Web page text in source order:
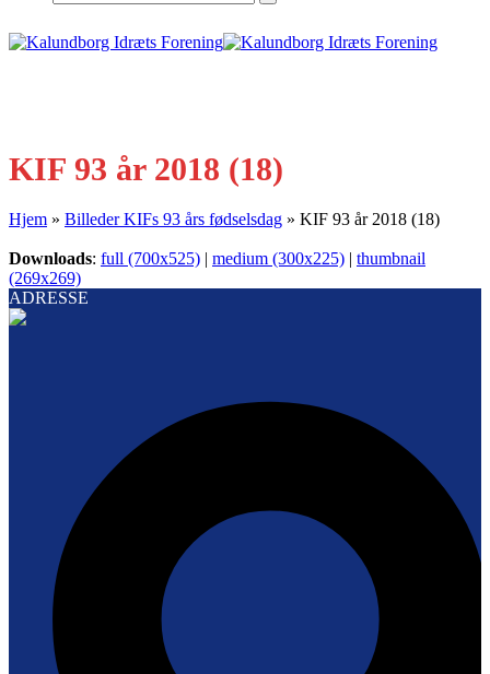
KIF 93 år 2018 (18)
Hjem » Billeder KIFs 93 års fødselsdag » KIF 93 år 2018 (18)
Downloads: full (700x525) | medium (300x225) | thumbnail
(269x269)
ADRESSE